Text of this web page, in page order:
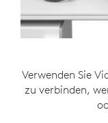
Verwenden Sie
zu verbinden,